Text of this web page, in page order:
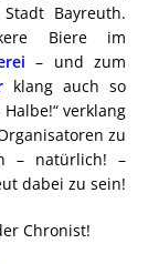
Bayreuth.
Biere im
– und zum
klang auch so
verklang
zu
– natürlich! –
dabei zu sein!
Chronist!